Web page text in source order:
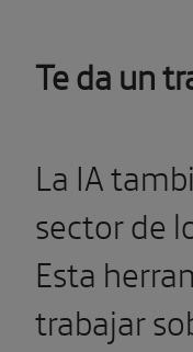
Te da un
La IA
sector de
Esta
trabajar